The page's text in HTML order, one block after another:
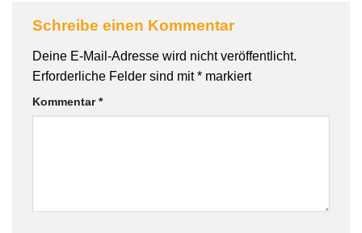
Schreibe einen Kommentar
Deine E-Mail-Adresse wird nicht veröffentlicht.
Erforderliche Felder sind mit* markiert
Kommentar*